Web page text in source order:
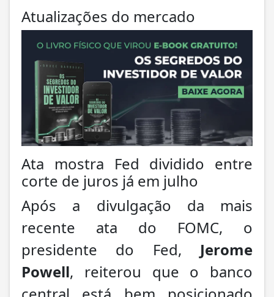
Atualizações do mercado
Ata mostra Fed dividido entre
corte de juros já em julho
Após a divulgação da mais
recente ata do FOMC, o
presidente do Fed, Jerome
Powell, reiterou que o banco